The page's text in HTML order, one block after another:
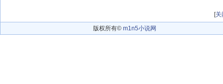
[关
版权所有© m1n5小说网